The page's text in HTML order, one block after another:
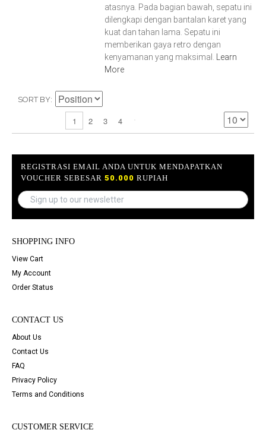
atasnya. Pada bagian bawah, sepatu ini
dilengkapi dengan bantalan karet yang
kuat dan tahan lama. Sepatu ini
memberikan gaya retro dengan
kenyamanan yang maksimal.
Learn
More
SORT BY
1 2 3 4
REGISTRASI EMAIL ANDA UNTUK MENDAPATKAN
VOUCHER SEBESAR 50.000 RUPIAH
SHOPPING INFO
View Cart
My Account
Order Status
CONTACT US
About Us
Contact Us
FAQ
Privacy Policy
Terms and Conditions
CUSTOMER SERVICE